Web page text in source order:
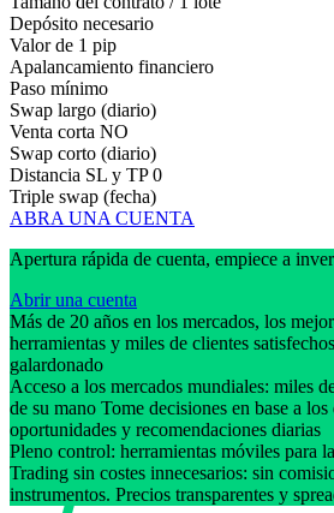
Depósito necesario
Valor de 1 pip
Apalancamiento financiero
Paso mínimo
Swap largo (diario)
Venta corta NO
Swap corto (diario)
Distancia SL y TP 0
Triple swap (fecha)
ABRA UNA CUENTA
Apertura rápida de cuenta, empiece a
Abrir una cuenta
Más de 20 años en los mercados, los
herramientas y miles de clientes
galardonado
Acceso a los mercados mundiales: miles
de su mano Tome decisiones en base a los
oportunidades y recomendaciones diarias
Pleno control: herramientas móviles para
Trading sin costes innecesarios: sin
instrumentos. Precios transparentes y